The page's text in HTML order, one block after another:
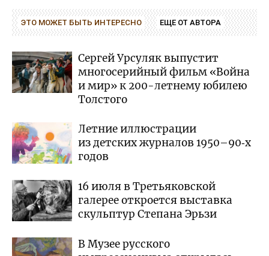
ЭТО МОЖЕТ БЫТЬ ИНТЕРЕСНО ЕЩЕ ОТ АВТОРА
Сергей Урсуляк выпустит
многосерийный фильм «Война
и мир» к 200-летнему юбилею
Толстого
Летние иллюстрации
из детских журналов 1950–90‑х
годов
16 июля в Третьяковской
галерее откроется выставка
скульптур Степана Эрьзи
В Музее русского